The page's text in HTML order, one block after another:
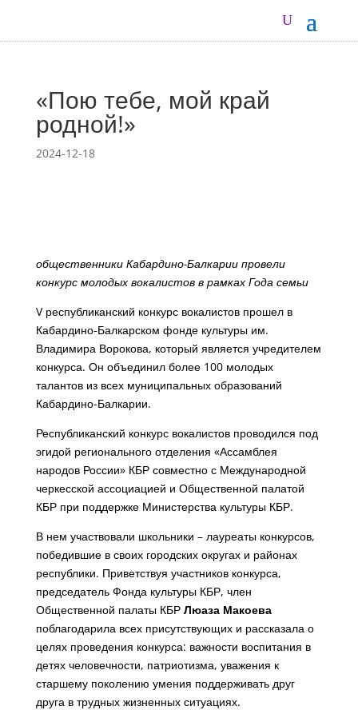
«Пою тебе, мой край
родной!»
2024-12-18
общественники Кабардино-Балкарии провели
конкурс молодых вокалистов в рамках Года семьи
V республиканский конкурс вокалистов прошел в
Кабардино-Балкарском фонде культуры им.
Владимира Ворокова, который является учредителем
конкурса. Он объединил более 100 молодых
талантов из всех муниципальных образований
Кабардино-Балкарии.
Республиканский конкурс вокалистов проводился под
эгидой регионального отделения «Ассамблея
народов России» КБР совместно с Международной
черкесской ассоциацией и Общественной палатой
КБР при поддержке Министерства культуры КБР.
В нем участвовали школьники – лауреаты конкурсов,
победившие в своих городских округах и районах
республики. Приветствуя участников конкурса,
председатель Фонда культуры КБР, член
Общественной палаты КБР Люаза Макоева
поблагодарила всех присутствующих и рассказала о
целях проведения конкурса: важности воспитания в
детях человечности, патриотизма, уважения к
старшему поколению умения поддерживать друг
друга в трудных жизненных ситуациях.